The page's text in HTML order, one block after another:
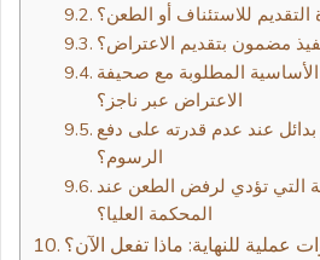
للاستئناف أو الطعن؟
مضمون بتقديم الاعتراض؟
المطلوبة مع صحيفة
الاعتراض عبر ناجز؟
عند عدم قدرته على دفع
الرسوم؟
التي تؤدي لرفض الطعن عند
المحكمة العليا؟
عملية للنهاية: ماذا تفعل الآن؟